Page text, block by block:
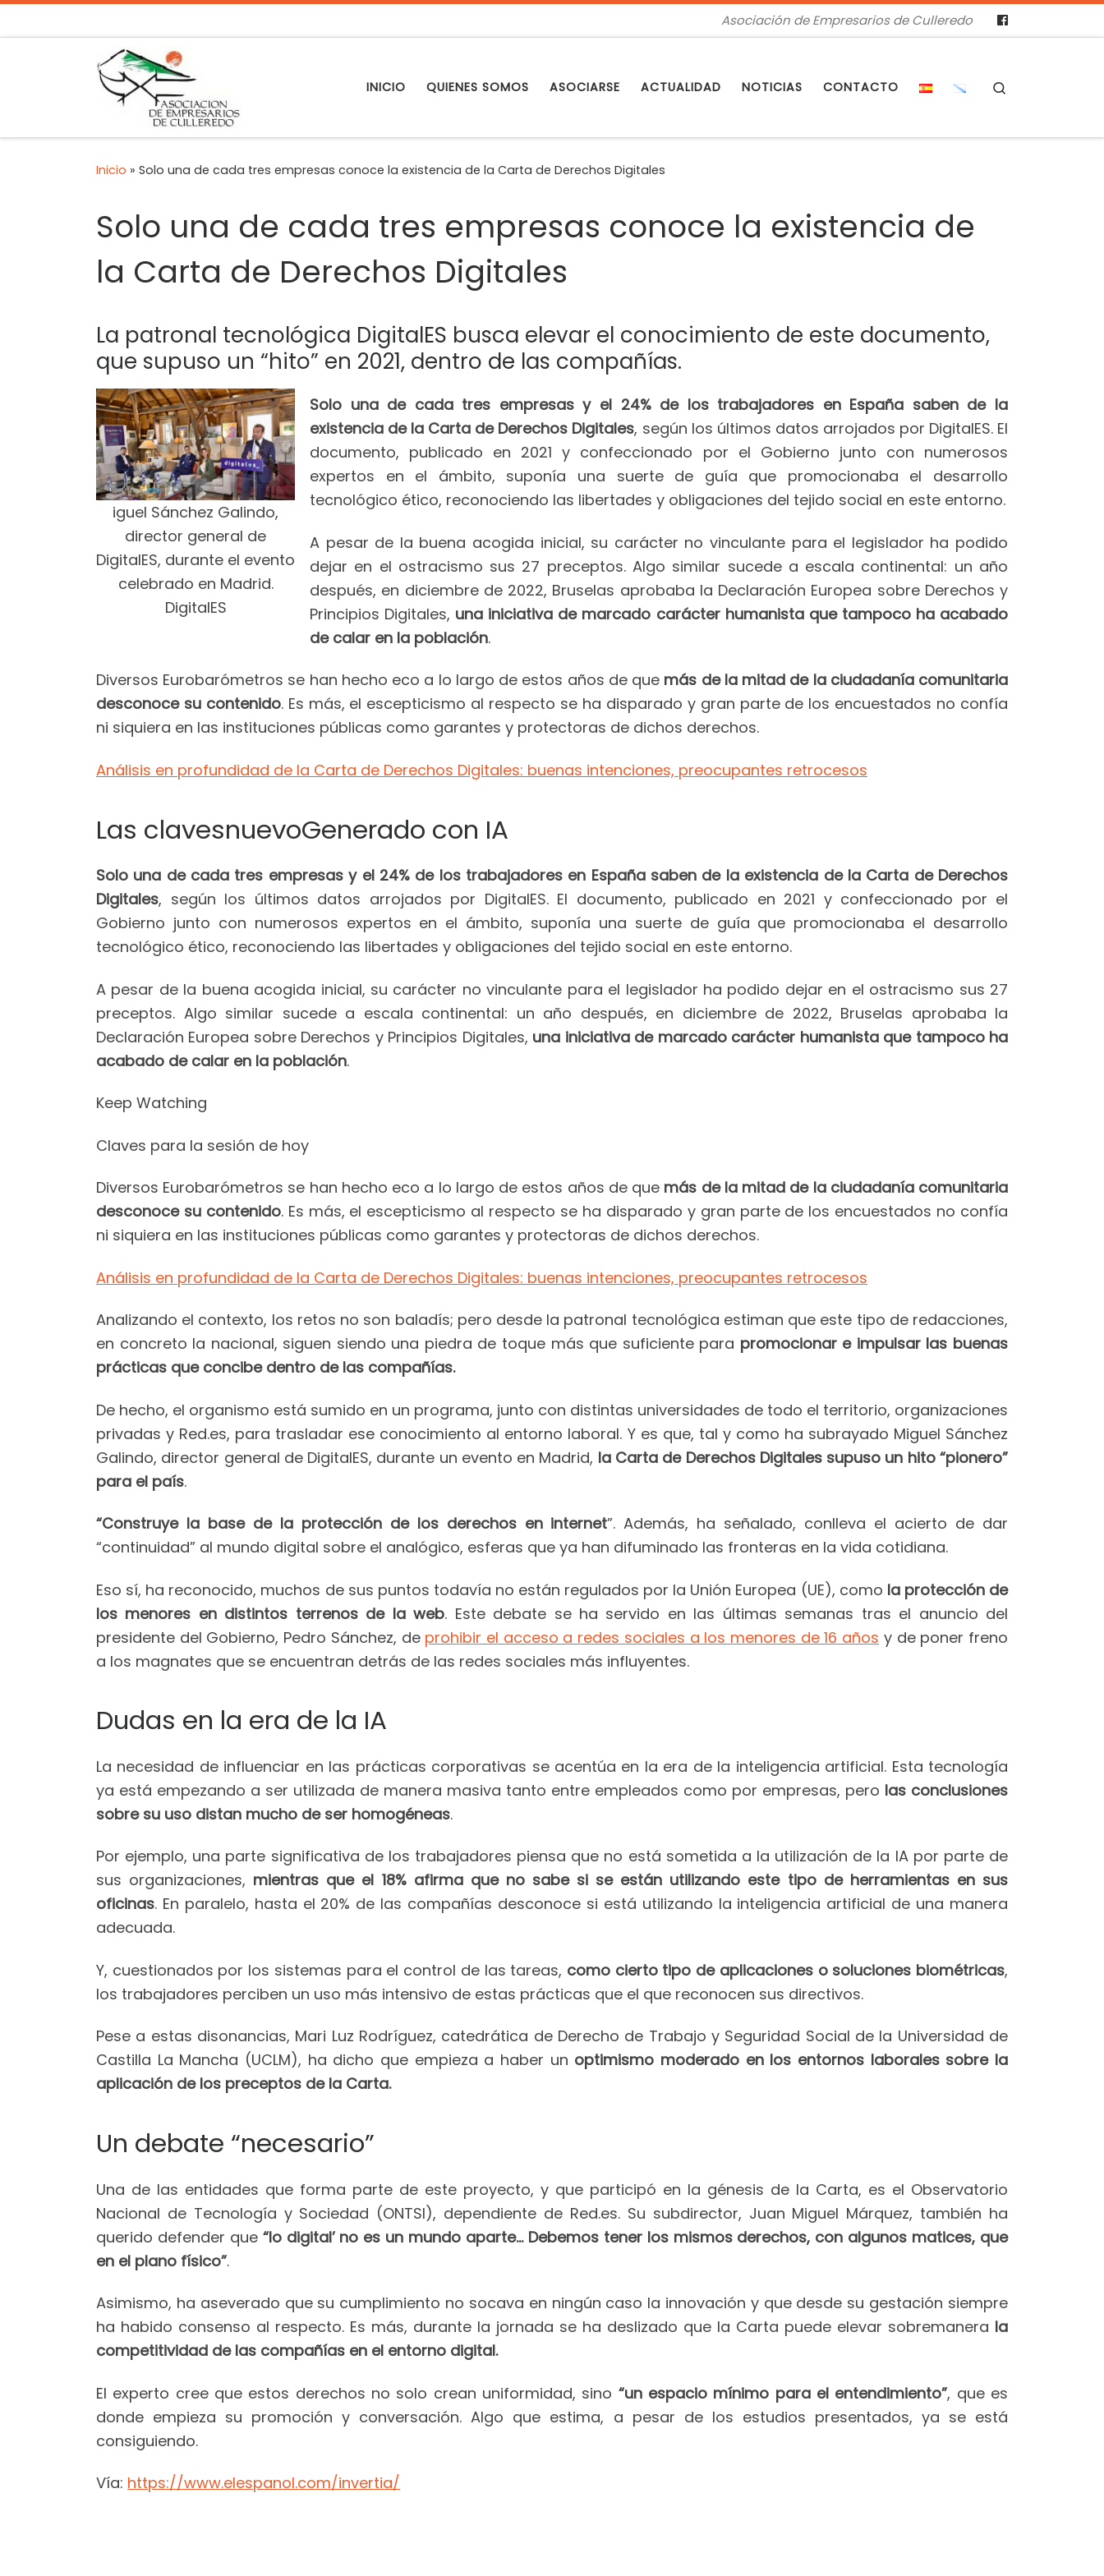
Asociación de Empresarios de Culleredo
INICIO QUIENES SOMOS ASOCIARSE ACTUALIDAD NOTICIAS CONTACTO
Inicio » Solo una de cada tres empresas conoce la existencia de la Carta de Derechos Digitales
Solo una de cada tres empresas conoce la existencia de
la Carta de Derechos Digitales
La patronal tecnológica DigitalES busca elevar el conocimiento de este documento,
que supuso un “hito” en 2021, dentro de las compañías.
iguel Sánchez Galindo,
director general de
DigitalES, durante el evento
celebrado en Madrid.
DigitalES
Solo una de cada tres empresas y el 24% de los trabajadores en España saben de la
existencia de la Carta de Derechos Digitales, según los últimos datos arrojados por DigitalES. El
documento, publicado en 2021 y confeccionado por el Gobierno junto con numerosos
expertos en el ámbito, suponía una suerte de guía que promocionaba el desarrollo
tecnológico ético, reconociendo las libertades y obligaciones del tejido social en este entorno.
A pesar de la buena acogida inicial, su carácter no vinculante para el legislador ha podido
dejar en el ostracismo sus 27 preceptos. Algo similar sucede a escala continental: un año
después, en diciembre de 2022, Bruselas aprobaba la Declaración Europea sobre Derechos y
Principios Digitales, una iniciativa de marcado carácter humanista que tampoco ha acabado
de calar en la población.
Diversos Eurobarómetros se han hecho eco a lo largo de estos años de que más de la mitad de la ciudadanía comunitaria
desconoce su contenido. Es más, el escepticismo al respecto se ha disparado y gran parte de los encuestados no confía
ni siquiera en las instituciones públicas como garantes y protectoras de dichos derechos.
Análisis en profundidad de la Carta de Derechos Digitales: buenas intenciones, preocupantes retrocesos
Las clavesnuevoGenerado con IA
Solo una de cada tres empresas y el 24% de los trabajadores en España saben de la existencia de la Carta de Derechos
Digitales, según los últimos datos arrojados por DigitalES. El documento, publicado en 2021 y confeccionado por el
Gobierno junto con numerosos expertos en el ámbito, suponía una suerte de guía que promocionaba el desarrollo
tecnológico ético, reconociendo las libertades y obligaciones del tejido social en este entorno.
A pesar de la buena acogida inicial, su carácter no vinculante para el legislador ha podido dejar en el ostracismo sus 27
preceptos. Algo similar sucede a escala continental: un año después, en diciembre de 2022, Bruselas aprobaba la
Declaración Europea sobre Derechos y Principios Digitales, una iniciativa de marcado carácter humanista que tampoco ha
acabado de calar en la población.
Keep Watching
Claves para la sesión de hoy
Diversos Eurobarómetros se han hecho eco a lo largo de estos años de que más de la mitad de la ciudadanía comunitaria
desconoce su contenido. Es más, el escepticismo al respecto se ha disparado y gran parte de los encuestados no confía
ni siquiera en las instituciones públicas como garantes y protectoras de dichos derechos.
Análisis en profundidad de la Carta de Derechos Digitales: buenas intenciones, preocupantes retrocesos
Analizando el contexto, los retos no son baladís; pero desde la patronal tecnológica estiman que este tipo de redacciones,
en concreto la nacional, siguen siendo una piedra de toque más que suficiente para promocionar e impulsar las buenas
prácticas que concibe dentro de las compañías.
De hecho, el organismo está sumido en un programa, junto con distintas universidades de todo el territorio, organizaciones
privadas y Red.es, para trasladar ese conocimiento al entorno laboral. Y es que, tal y como ha subrayado Miguel Sánchez
Galindo, director general de DigitalES, durante un evento en Madrid, la Carta de Derechos Digitales supuso un hito “pionero”
para el país.
“Construye la base de la protección de los derechos en internet”. Además, ha señalado, conlleva el acierto de dar
“continuidad” al mundo digital sobre el analógico, esferas que ya han difuminado las fronteras en la vida cotidiana.
Eso sí, ha reconocido, muchos de sus puntos todavía no están regulados por la Unión Europea (UE), como la protección de
los menores en distintos terrenos de la web. Este debate se ha servido en las últimas semanas tras el anuncio del
presidente del Gobierno, Pedro Sánchez, de prohibir el acceso a redes sociales a los menores de 16 años y de poner freno
a los magnates que se encuentran detrás de las redes sociales más influyentes.
Dudas en la era de la IA
La necesidad de influenciar en las prácticas corporativas se acentúa en la era de la inteligencia artificial. Esta tecnología
ya está empezando a ser utilizada de manera masiva tanto entre empleados como por empresas, pero las conclusiones
sobre su uso distan mucho de ser homogéneas.
Por ejemplo, una parte significativa de los trabajadores piensa que no está sometida a la utilización de la IA por parte de
sus organizaciones, mientras que el 18% afirma que no sabe si se están utilizando este tipo de herramientas en sus
oficinas. En paralelo, hasta el 20% de las compañías desconoce si está utilizando la inteligencia artificial de una manera
adecuada.
Y, cuestionados por los sistemas para el control de las tareas, como cierto tipo de aplicaciones o soluciones biométricas,
los trabajadores perciben un uso más intensivo de estas prácticas que el que reconocen sus directivos.
Pese a estas disonancias, Mari Luz Rodríguez, catedrática de Derecho de Trabajo y Seguridad Social de la Universidad de
Castilla La Mancha (UCLM), ha dicho que empieza a haber un optimismo moderado en los entornos laborales sobre la
aplicación de los preceptos de la Carta.
Un debate “necesario”
Una de las entidades que forma parte de este proyecto, y que participó en la génesis de la Carta, es el Observatorio
Nacional de Tecnología y Sociedad (ONTSI), dependiente de Red.es. Su subdirector, Juan Miguel Márquez, también ha
querido defender que “lo digital’ no es un mundo aparte… Debemos tener los mismos derechos, con algunos matices, que
en el plano físico”.
Asimismo, ha aseverado que su cumplimiento no socava en ningún caso la innovación y que desde su gestación siempre
ha habido consenso al respecto. Es más, durante la jornada se ha deslizado que la Carta puede elevar sobremanera la
competitividad de las compañías en el entorno digital.
El experto cree que estos derechos no solo crean uniformidad, sino “un espacio mínimo para el entendimiento”, que es
donde empieza su promoción y conversación. Algo que estima, a pesar de los estudios presentados, ya se está
consiguiendo.
Vía: https://www.elespanol.com/invertia/